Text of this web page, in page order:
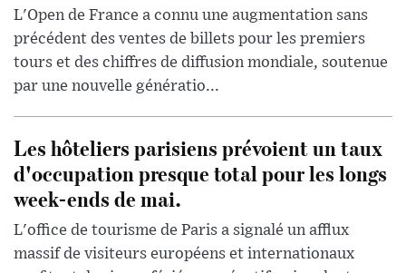
L'Open de France a connu une augmentation sans
précédent des ventes de billets pour les premiers
tours et des chiffres de diffusion mondiale, soutenue
par une nouvelle génératio...
Les hôteliers parisiens prévoient un taux
d'occupation presque total pour les longs
week-ends de mai.
L'office de tourisme de Paris a signalé un afflux
massif de visiteurs européens et internationaux